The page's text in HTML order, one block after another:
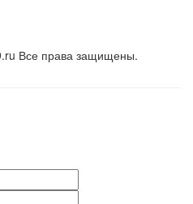
Все права защищены.